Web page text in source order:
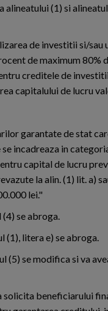
alineatului (1) si
de investitii si/
de maximum
creditele de
capitalului de lucru
garantate de stat
incadreaza in
capital de lucru
la alin. (1) lit. a)
lei."
(4) se abroga.
(1), litera e) se abroga.
(5) se modifica si va
beneficiarului